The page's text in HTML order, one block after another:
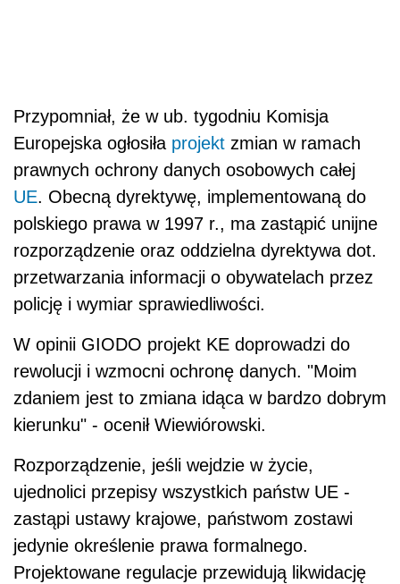
Przypomniał, że w ub. tygodniu Komisja
Europejska ogłosiła projekt zmian w ramach
prawnych ochrony danych osobowych całej
UE. Obecną dyrektywę, implementowaną do
polskiego prawa w 1997 r., ma zastąpić unijne
rozporządzenie oraz oddzielna dyrektywa dot.
przetwarzania informacji o obywatelach przez
policję i wymiar sprawiedliwości.
W opinii GIODO projekt KE doprowadzi do
rewolucji i wzmocni ochronę danych. "Moim
zdaniem jest to zmiana idąca w bardzo dobrym
kierunku" - ocenił Wiewiórowski.
Rozporządzenie, jeśli wejdzie w życie,
ujednolici przepisy wszystkich państw UE -
zastąpi ustawy krajowe, państwom zostawi
jedynie określenie prawa formalnego.
Projektowane regulacje przewidują likwidację